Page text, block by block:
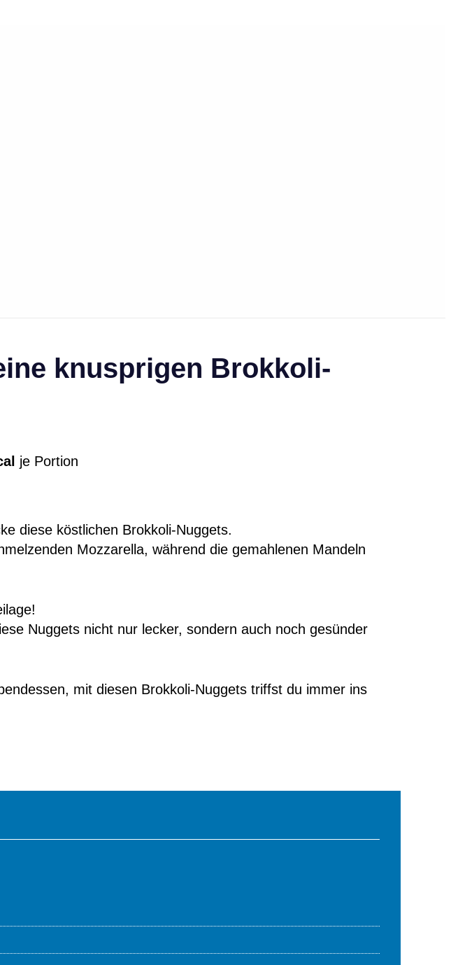
knusprigen Brokkoli-
je Portion
diese köstlichen Brokkoli-Nuggets.
Mozzarella, während die gemahlenen Mandeln
Nuggets nicht nur lecker, sondern auch noch gesünder
mit diesen Brokkoli-Nuggets triffst du immer ins